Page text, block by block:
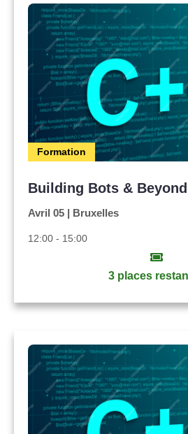
Formation
Building Bots & Beyond
Avril 05 | Bruxelles
12:00 - 15:00
3 places